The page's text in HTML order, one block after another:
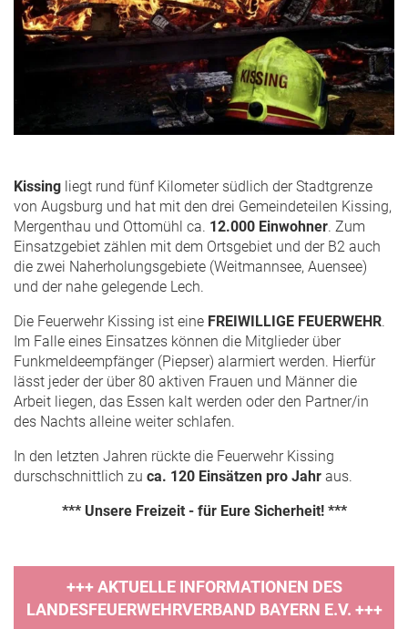
Kissing liegt rund fünf Kilometer südlich der Stadtgrenze
von Augsburg und hat mit den drei Gemeindeteilen Kissing,
Mergenthau und Ottomühl ca. 12.000 Einwohner. Zum
Einsatzgebiet zählen mit dem Ortsgebiet und der B2 auch
die zwei Naherholungsgebiete (Weitmannsee, Auensee)
und der nahe gelegende Lech.
Die Feuerwehr Kissing ist eine FREIWILLIGE FEUERWEHR.
Im Falle eines Einsatzes können die Mitglieder über
Funkmeldeempfänger (Piepser) alarmiert werden. Hierfür
lässt jeder der über 80 aktiven Frauen und Männer die
Arbeit liegen, das Essen kalt werden oder den Partner/in
des Nachts alleine weiter schlafen.
In den letzten Jahren rückte die Feuerwehr Kissing
durschschnittlich zu ca. 120 Einsätzen pro Jahr aus.
*** Unsere Freizeit - für Eure Sicherheit! ***
+++ AKTUELLE INFORMATIONEN DES
LANDESFEUERWEHRVERBAND BAYERN E.V. +++